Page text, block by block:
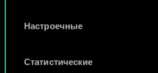
Найти подробную
используем ваши файлы
«Настройки» ниже.
Настроечные
Статистические